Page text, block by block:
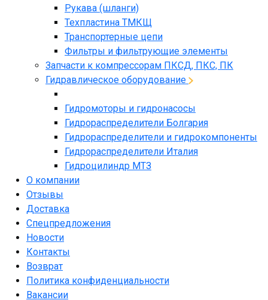
Рукава (шланги)
Техпластина ТМКЩ
Транспортерные цепи
Фильтры и фильтрующие элементы
Запчасти к компрессорам ПКСД, ПКС, ПК
Гидравлическое оборудование
Гидромоторы и гидронасосы
Гидрораспределители Болгария
Гидрораспределители и гидрокомпоненты
Гидрораспределители Италия
Гидроцилиндр МТЗ
О компании
Отзывы
Доставка
Спецпредложения
Новости
Контакты
Возврат
Политика конфиденциальности
Вакансии